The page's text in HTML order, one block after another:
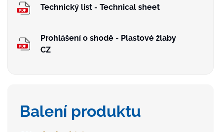
Technický list - Technical sheet
Prohlášení o shodě - Plastové žlaby
CZ
Balení produktu